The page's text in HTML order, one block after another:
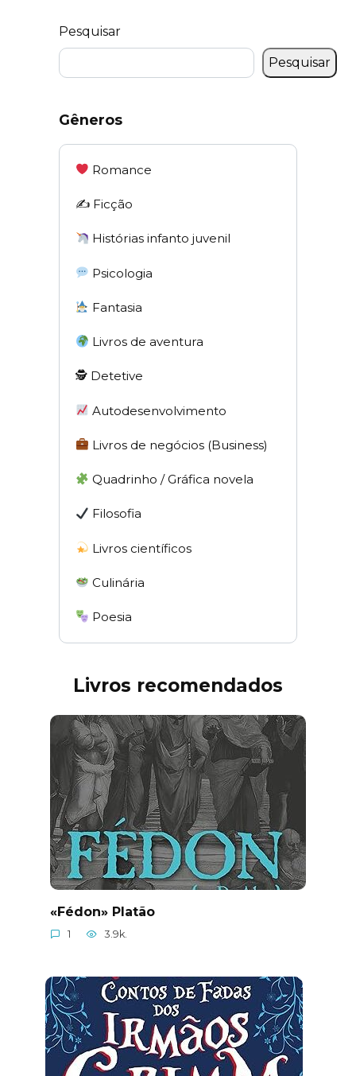
Pesquisar
Pesquisar
Gêneros
Romance
✍️ Ficção
Histórias infanto juvenil
Psicologia
Fantasia
Livros de aventura
🕵 Detetive
Autodesenvolvimento
Livros de negócios (Business)
Quadrinho / Gráfica novela
Filosofia
Livros científicos
Culinária
Poesia
Livros recomendados
«Fédon» Platão
1 3.9k.